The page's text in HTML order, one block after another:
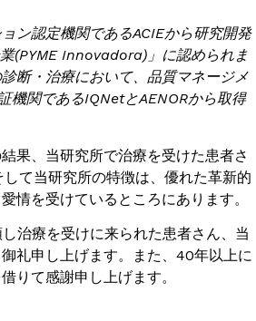
ン認定機関であるACIEから研究開発
(PYME Innovadora)」に認められま
断・治療において、品質マネージメ
機関であるIQNetとAENORから取得
果、当研究所で治療を受けた患者さ
て当研究所の特徴は、優れた革新的
情を受けているところにあります。
治療を受けに来られた患者さん、当
礼申し上げます。また、40年以上に
りて感謝申し上げます。